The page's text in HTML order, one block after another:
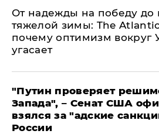
От надежды на победу до
тяжелой зимы: The
почему оптимизм вокруг
угасает
"Путин проверяет
Запада", – Сенат США
взялся за "адские
России